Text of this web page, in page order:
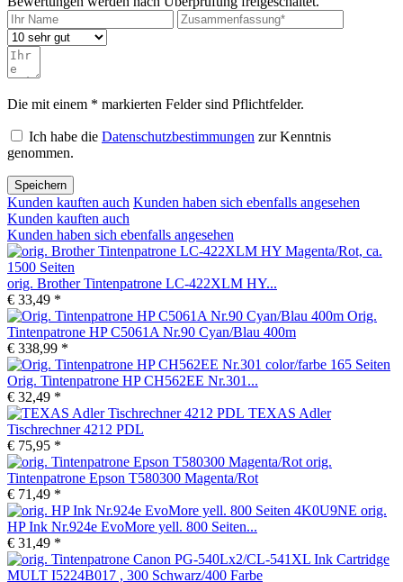
Die mit einem * markierten Felder sind Pflichtfelder.
Ich habe die Datenschutzbestimmungen zur Kenntnis
genommen.
Speichern
Kunden kauften auch Kunden haben sich ebenfalls angesehen
Kunden kauften auch
Kunden haben sich ebenfalls angesehen
orig. Brother Tintenpatrone LC-422XLM HY...
€ 33,49 *
Orig.
Tintenpatrone HP C5061A Nr.90 Cyan/Blau 400m
€ 338,99 *
Orig. Tintenpatrone HP CH562EE Nr.301...
€ 32,49 *
TEXAS Adler
Tischrechner 4212 PDL
€ 75,95 *
orig.
Tintenpatrone Epson T580300 Magenta/Rot
€ 71,49 *
orig.
HP Ink Nr.924e EvoMore yell. 800 Seiten...
€ 31,49 *